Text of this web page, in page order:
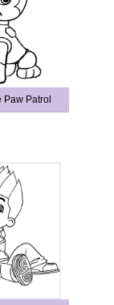
Paw Patrol